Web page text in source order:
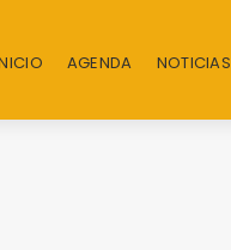
AGENDA NOTICIAS